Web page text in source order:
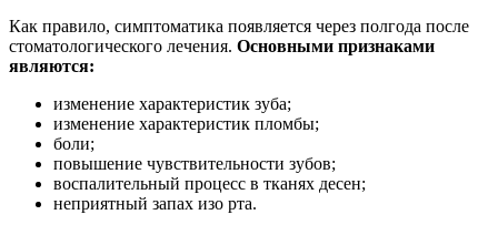
Как правило, симптоматика появляется через полгода после
стоматологического лечения. Основными признаками
являются:
изменение характеристик зуба;
изменение характеристик пломбы;
боли;
повышение чувствительности зубов;
воспалительный процесс в тканях десен;
неприятный запах изо рта.